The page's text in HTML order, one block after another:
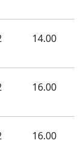
14.00
16.00
16.00